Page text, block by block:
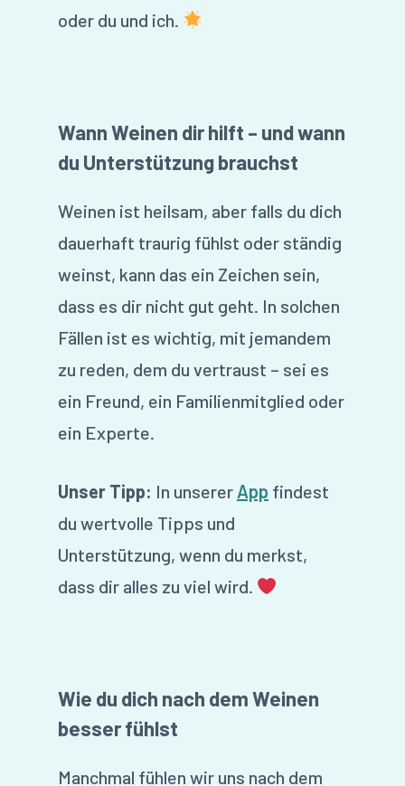
oder du und ich.
Wann Weinen dir hilft – und wann
du Unterstützung brauchst
Weinen ist heilsam, aber falls du dich
dauerhaft traurig fühlst oder ständig
weinst, kann das ein Zeichen sein,
dass es dir nicht gut geht. In solchen
Fällen ist es wichtig, mit jemandem
zu reden, dem du vertraust – sei es
ein Freund, ein Familienmitglied oder
ein Experte.
Unser Tipp: In unserer App findest
du wertvolle Tipps und
Unterstützung, wenn du merkst,
dass dir alles zu viel wird.
Wie du dich nach dem Weinen
besser fühlst
Manchmal fühlen wir uns nach dem